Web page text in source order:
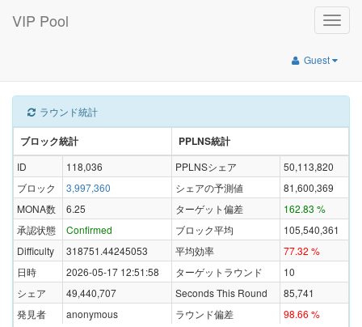
Toggle
VIP Pool
Guest
ラウンド統計
ブロック統計 PPLNS統計
ID 118,036 PPLNSシェア
50,113,820
ブロック
3,997,360 シェアの予測値
81,600,369
MONA数
6.25 ターゲット偏差
162.83 %
承認状態
Confirmed ブロック平均
105,540,361
Difficulty
318751.44245053 平均効率
77.32 %
日時
2026-05-17 12:51:58 ターゲットラウンド
10
シェア
49,440,707 Seconds This Round
85,741
発見者
anonymous ラウンド偏差 98.66 %